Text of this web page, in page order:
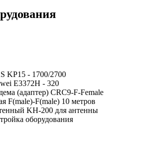
KP15 - 1700/2700
E3372H - 320
(адаптер) CRC9-F-Female
F(male)-F(male) 10 метров
KH-200 для антенны
оборудования